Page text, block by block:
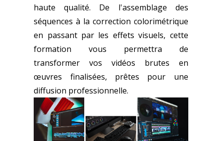
haute qualité. De l'assemblage des
séquences à la correction colorimétrique
en passant par les effets visuels, cette
formation vous permettra de
transformer vos vidéos brutes en
œuvres finalisées, prêtes pour une
diffusion professionnelle.